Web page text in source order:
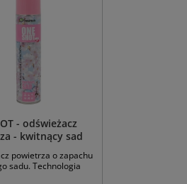
- odświeżacz
- kwitnący sad
powietrza o zapachu
sadu. Technologia